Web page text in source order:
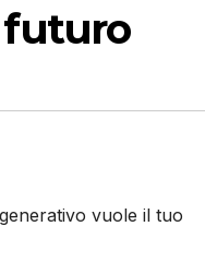
futuro
vuole il tuo